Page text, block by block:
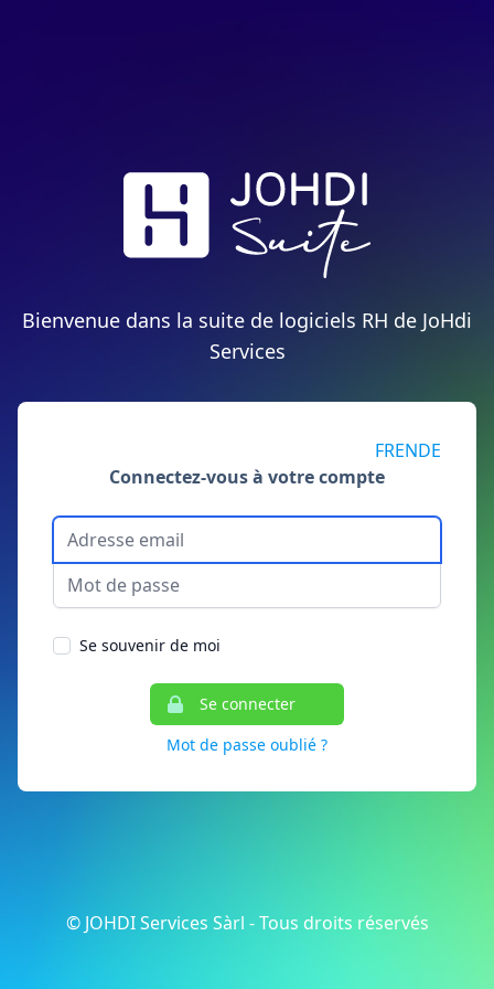
Bienvenue dans la suite de logiciels RH de JoHdi
Services
FRENDE
Connectez-vous à votre compte
Se souvenir de moi
Se connecter
Mot de passe oublié ?
© JOHDI Services Sàrl - Tous droits réservés